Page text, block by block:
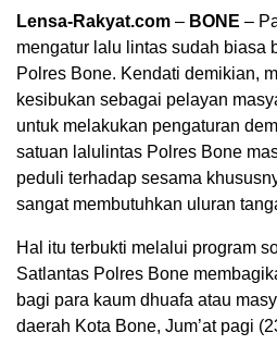
Lensa-Rakyat.com – BONE –
mengatur lalu lintas sudah biasa
Polres Bone. Kendati demikian,
kesibukan sebagai pelayan
untuk melakukan pengaturan
satuan lalulintas Polres Bone
peduli terhadap sesama
sangat membutuhkan uluran
Hal itu terbukti melalui program
Satlantas Polres Bone
bagi para kaum dhuafa atau
daerah Kota Bone, Jum’at pagi